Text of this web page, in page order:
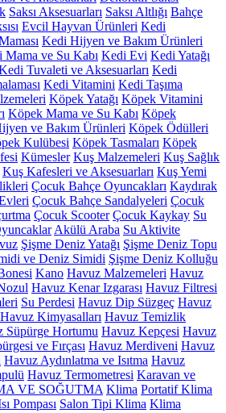
Saksı Aksesuarları Saksı Altlığı Bahçe
Evcil Hayvan Ürünleri Kedi
Kedi Hijyen ve Bakım Ürünleri
Mama ve Su Kabı Kedi Evi Kedi Yatağı
Tuvaleti ve Aksesuarları Kedi
Kedi Vitamini Kedi Taşıma
Köpek Yatağı Köpek Vitamini
Köpek Mama ve Su Kabı Köpek
ve Bakım Ürünleri Köpek Ödülleri
Kulübesi Köpek Tasmaları Köpek
Kümesler Kuş Malzemeleri Kuş Sağlık
Kuş Kafesleri ve Aksesuarları Kuş Yemi
Çocuk Bahçe Oyuncakları Kaydırak
Çocuk Bahçe Sandalyeleri Çocuk
Çocuk Scooter Çocuk Kaykay Su
Akülü Araba Su Aktivite
Şişme Deniz Yatağı Şişme Deniz Topu
ve Deniz Simidi Şişme Deniz Kolluğu
Kano Havuz Malzemeleri Havuz
Havuz Kenar Izgarası Havuz Filtresi
Su Perdesi Havuz Dip Süzgeç Havuz
Havuz Kimyasalları Havuz Temizlik
Süpürge Hortumu Havuz Kepçesi Havuz
ve Fırçası Havuz Merdiveni Havuz
Havuz Aydınlatma ve Isıtma Havuz
Havuz Termometresi Karavan ve
VE SOĞUTMA Klima Portatif Klima
Pompası Salon Tipi Klima Klima